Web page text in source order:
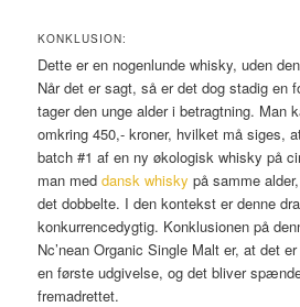
KONKLUSION:
Dette er en nogenlunde whisky, uden
Når det er sagt, så er det dog stadig en
tager den unge alder i betragtning. Man
omkring 450,- kroner, hvilket må siges,
batch #1 af en ny økologisk whisky på
man meddansk whiskypå samme
det dobbelte. I den kontekst er denne
konkurrencedygtig. Konklusionen på
Nc’nean Organic Single Malt er, at det
en første udgivelse, og det bliver
fremadrettet.